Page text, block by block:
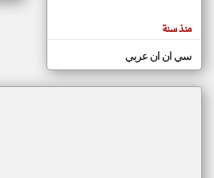
أهم اخبار
منذ سنة
سي ان ان عربي